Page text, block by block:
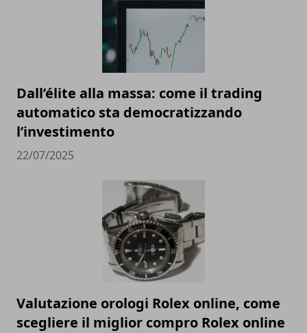
Dall’élite alla massa: come il trading
automatico sta democratizzando
l’investimento
22/07/2025
Valutazione orologi Rolex online, come
scegliere il miglior compro Rolex online